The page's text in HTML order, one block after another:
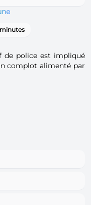
de police est impliqué
complot alimenté par